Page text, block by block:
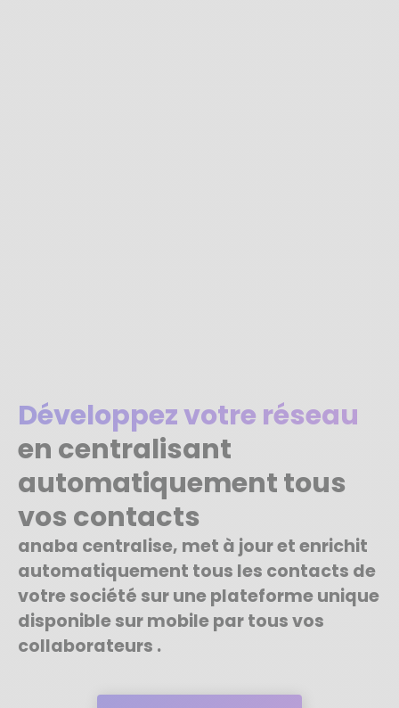
Développez votre réseau
en centralisant
automatiquement tous
vos contacts
anaba centralise, met à jour et enrichit
automatiquement tous les contacts de
votre société sur une plateforme unique
disponible sur mobile par tous vos
collaborateurs .